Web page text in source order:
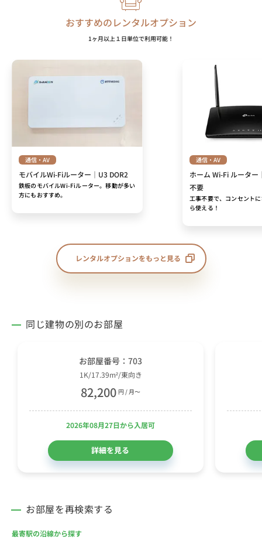
おすすめのレンタルオプション
1ヶ月以上１日単位で利用可能！
通信・AV
モバイルWi-Fiルーター｜U3 DOR2
鉄板のモバイルWi-Fiルーター。移動が多い
方にもおすすめ。
通信・AV
ホーム Wi-Fi ルータ
不要
工事不要で、コンセント
ら使える！
レンタルオプションをもっと見る
同じ建物の別のお部屋
お部屋番号：703
1K/17.39m²/東向き
82,200 円 / 月〜
2026年08月27日から入居可
詳細を見る
お部屋を再検索する
最寄駅の沿線から探す